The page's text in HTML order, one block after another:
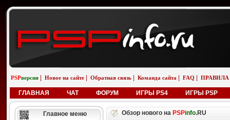
PSPверсия Новое на сайте Обратная связь Команда сайта FAQ ПРАВИЛА
ГЛАВНАЯ ЧАТ ФОРУМ ИГРЫ PS4 ИГРЫ PSP
Главное меню Обзор нового на PSPinfo.RU